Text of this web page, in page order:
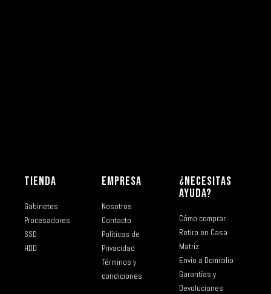
TIENDA
Gabinetes
Procesadores
SSD
HDD
EMPRESA
Nosotros
Contacto
Políticas de
Privacidad
Términos y
condiciones
¿NECESITAS
AYUDA?
Cómo comprar
Retiro en Casa
Matriz
Envío a Domicilio
Garantías y
Devoluciones